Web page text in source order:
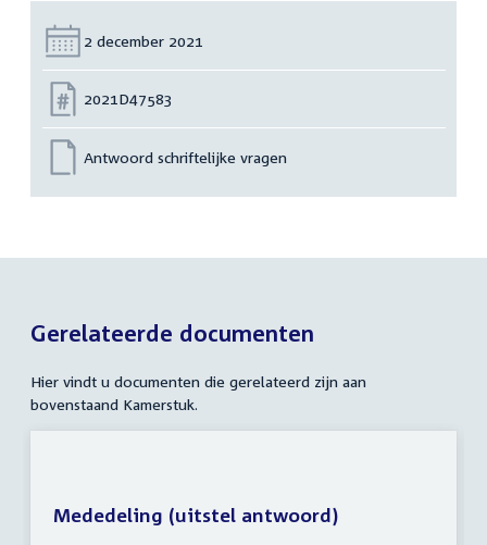
Datum:
2 december 2021
Nummer:
2021D47583
Antwoord schriftelijke vragen
Gerelateerde documenten
Hier vindt u documenten die gerelateerd zijn aan
bovenstaand Kamerstuk.
Mededeling (uitstel antwoord)